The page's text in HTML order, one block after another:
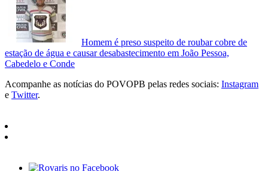
Homem é preso suspeito de roubar cobre de
estação de água e causar desabastecimento em João Pessoa,
Cabedelo e Conde
Acompanhe as notícias do POVOPB pelas redes sociais: Instagram
e Twitter.